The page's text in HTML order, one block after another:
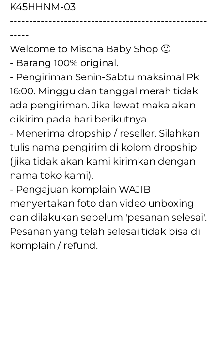
K45HHNM-03
---------------------------------------------------
-----
Welcome to Mischa Baby Shop 🙂
- Barang 100% original.
- Pengiriman Senin-Sabtu maksimal Pk
16:00. Minggu dan tanggal merah tidak
ada pengiriman. Jika lewat maka akan
dikirim pada hari berikutnya.
- Menerima dropship / reseller. Silahkan
tulis nama pengirim di kolom dropship
(jika tidak akan kami kirimkan dengan
nama toko kami).
- Pengajuan komplain WAJIB
menyertakan foto dan video unboxing
dan dilakukan sebelum 'pesanan selesai'.
Pesanan yang telah selesai tidak bisa di
komplain / refund.